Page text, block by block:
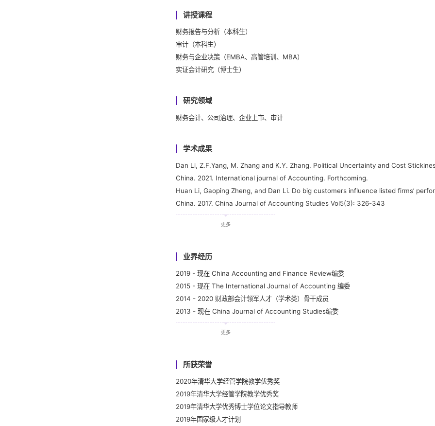
讲授课程
财务报告与分析（本科生）
审计（本科生）
财务与企业决策（EMBA、高管培训、MBA）
实证会计研究（博士生）
研究领域
财务会计、公司治理、企业上市、审计
学术成果
Dan Li, Z.F.Yang, M. Zhang and K.Y. Zhang. Political Uncertainty and Cost
China. 2021. International journal of Accounting. Forthcoming.
Huan Li, Gaoping Zheng, and Dan Li. Do big customers influence listed firms’
China. 2017. China Journal of Accounting Studies Vol5(3): 326-343
Nan Jia, and Dan Li. An Analysis of US Accounting Firms’ Cross-Country Audit
Accounting Studies Vol 4(2):183-204.
Crisis”. 2015. Journal of Accounting and Public Policy Vol. 34(2): 129-145.
Audit Opinions”. 2013 (September). Contemporary Accounting Research Vol.30
Beng Wee Goh, Dan Li. “The Disciplining Effect of the Internal Control Provisions
Structures of Firms”. 2013. International Journal of Accounting Vol. 48 (2): 248-278.
Beng Wee Goh, Dan Li. Internal Control and Conditional Conservatism. The
Dan Li. “Does Auditor Tenure Affect Accounting Conservatism? Further
唐斯圆、李丹。“客户地理距离邻近与公司信息质量”，《中国会计评论》，2019年第1期：21-
王木之，李丹。“新审计报告与股价同步性”，《会计研究》，2019年第1期：86-92。
唐斯圆、李丹。“上市公司供应链地理距离与审计费用”，《审计研究》，2019年第1期：72-80
唐斯圆，李丹。“普通投资者关注度与股价崩盘风险—基于自媒体的研究”，《投资研究》，
李欢、李丹、王丹。“客户效应与上市公司债务融资能力—来自我国供应链客户关系的证据”,
更多
业界经历
2019 - 现在 China Accounting and Finance Review编委
2015 - 现在 The International Journal of Accounting 编委
2014 - 2020 财政部会计领军人才（学术类）骨干成员
2013 - 现在 China Journal of Accounting Studies编委
2020、2021年十大会计信息技术评选专家
中国总会计师协会财务管理专业委员会委员
更多
所获荣誉
2020年清华大学经管学院教学优秀奖
2019年清华大学经管学院教学优秀奖
2019年清华大学优秀博士学位论文指导教师
2019年国家级人才计划